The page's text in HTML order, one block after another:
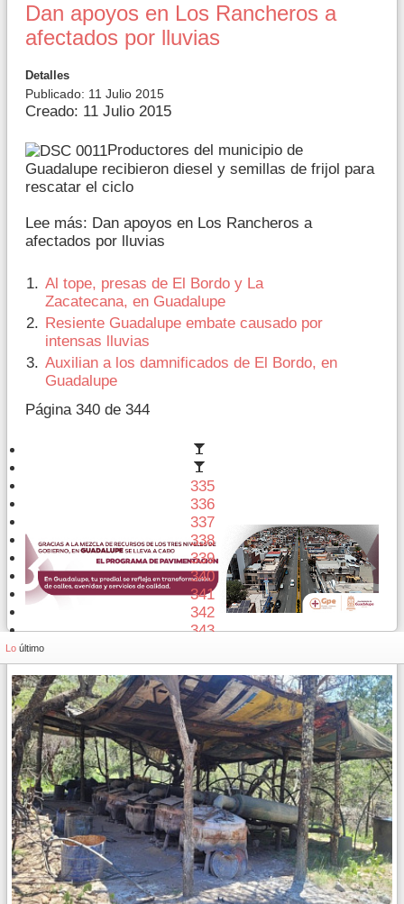
Dan apoyos en Los Rancheros a
afectados por lluvias
Detalles
Publicado: 11 Julio 2015
Creado: 11 Julio 2015
Productores del municipio de
Guadalupe recibieron diesel y semillas de frijol para
rescatar el ciclo
Lee más: Dan apoyos en Los Rancheros a
afectados por lluvias
Al tope, presas de El Bordo y La
Zacatecana, en Guadalupe
Resiente Guadalupe embate causado por
intensas lluvias
Auxilian a los damnificados de El Bordo, en
Guadalupe
Página 340 de 344
335
336
337
338
339
340
341
342
343
Lo último